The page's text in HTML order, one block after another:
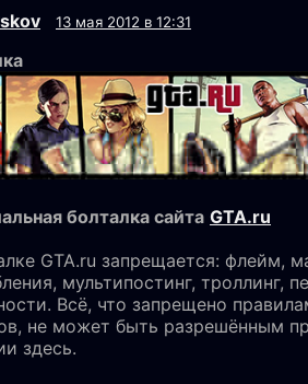
13 мая 2012 в 12:31
болталка сайта GTA.ru
GTA.ru запрещается: флейм,
мультипостинг, троллинг,
Всё, что запрещено
не может быть разрешённым
здесь.